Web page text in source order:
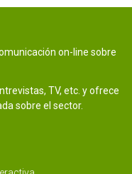
on-line sobre
TV, etc. y ofrece
sobre el sector.